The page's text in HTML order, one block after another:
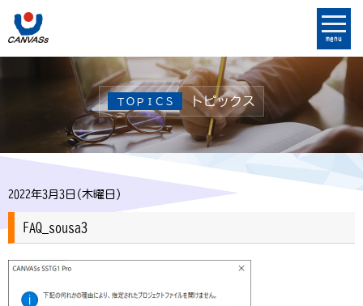
menu
ＴＯＰＩＣＳ トピックス
2022年3月3日(木曜日)
FAQ_sousa3